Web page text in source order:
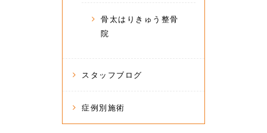
骨太はりきゅう整骨
院
スタッフブログ
症例別施術